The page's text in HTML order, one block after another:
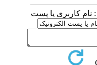
کاربری یا پست